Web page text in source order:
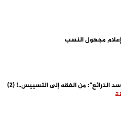
مجهول النسب
الذرائع": من الفقه إلى التسييس..! (2)